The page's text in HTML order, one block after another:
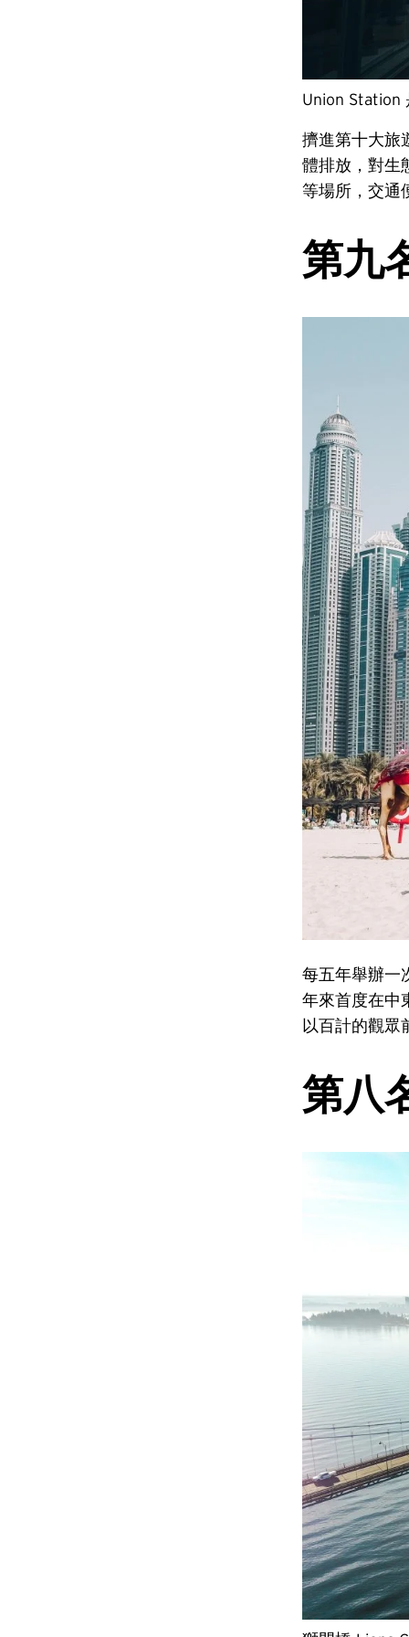
Union Station
擠進第十大旅
體排放，對生
等場所，交通
第九
每五年舉辦一
年來首度在中
以百計的觀眾
第八